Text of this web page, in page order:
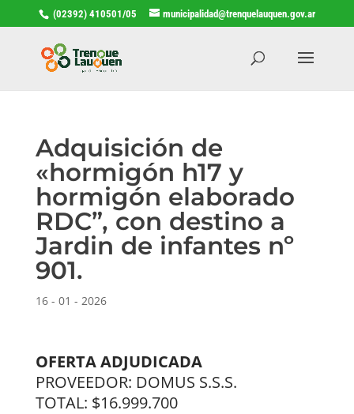
(02392) 410501/05 municipalidad@trenquelauquen.gov.ar
Adquisición de
«hormigón h17 y
hormigón elaborado
RDC”, con destino a
Jardin de infantes nº
901.
16 - 01 - 2026
OFERTA ADJUDICADA
PROVEEDOR: DOMUS S.S.S.
TOTAL: $16.999.700